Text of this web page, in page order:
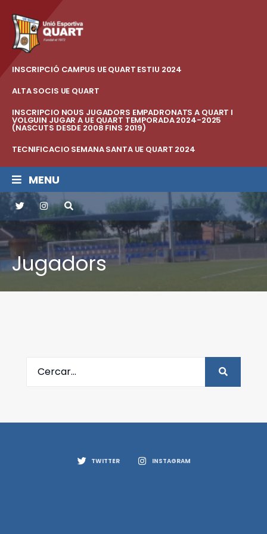
INSCRIPCIÓ CAMPUS UE QUART ESTIU 2024
ALTA SOCIS UE QUART
INSCRIPCIO NOUS JUGADORS EMPADRONATS A QUART I
VOLGUIN JUGAR A UE QUART TEMPORADA 2024-2025
(NASCUTS DESDE 2008 FINS 2019)
TECNIFICACIO SEMANA SANTA UE QUART 2024
MENU
Jugadors
TWITTER INSTAGRAM